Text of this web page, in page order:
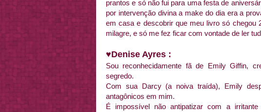
prantos e só não fui para uma festa de
por intervenção divina a make do dia era a
em casa e descobrir que meu livro só chegou
milagre, e só me fez ficar com vontade de ler
♥Denise Ayres :
Sou reconhecidamente fã de Emily Giffin,
segredo.
Com sua Darcy (a noiva traída), Emily
antagônicos em mim.
É impossível não antipatizar com a irritante